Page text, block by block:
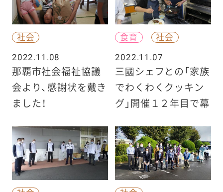
社会
2022.11.08
那覇市社会福祉協議
会より、感謝状を戴き
ました！
食育
社会
2022.11.07
三國シェフとの「家族
でわくわくクッキン
グ」開催１２年目で幕